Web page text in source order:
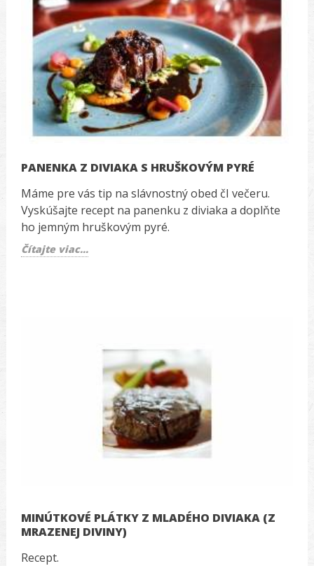
PANENKA Z DIVIAKA S HRUŠKOVÝM PYRÉ
Máme pre vás tip na slávnostný obed čI večeru.
Vyskúšajte recept na panenku z diviaka a doplňte
ho jemným hruškovým pyré.
Čítajte viac...
MINÚTKOVÉ PLÁTKY Z MLADÉHO DIVIAKA (Z
MRAZENEJ DIVINY)
Recept.